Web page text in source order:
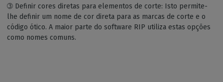
➂ Definir cores diretas para elementos de corte: Isto permite-
lhe definir um nome de cor direta para as marcas de corte e o
código ótico. A maior parte do software RIP utiliza estas opções
como nomes comuns.